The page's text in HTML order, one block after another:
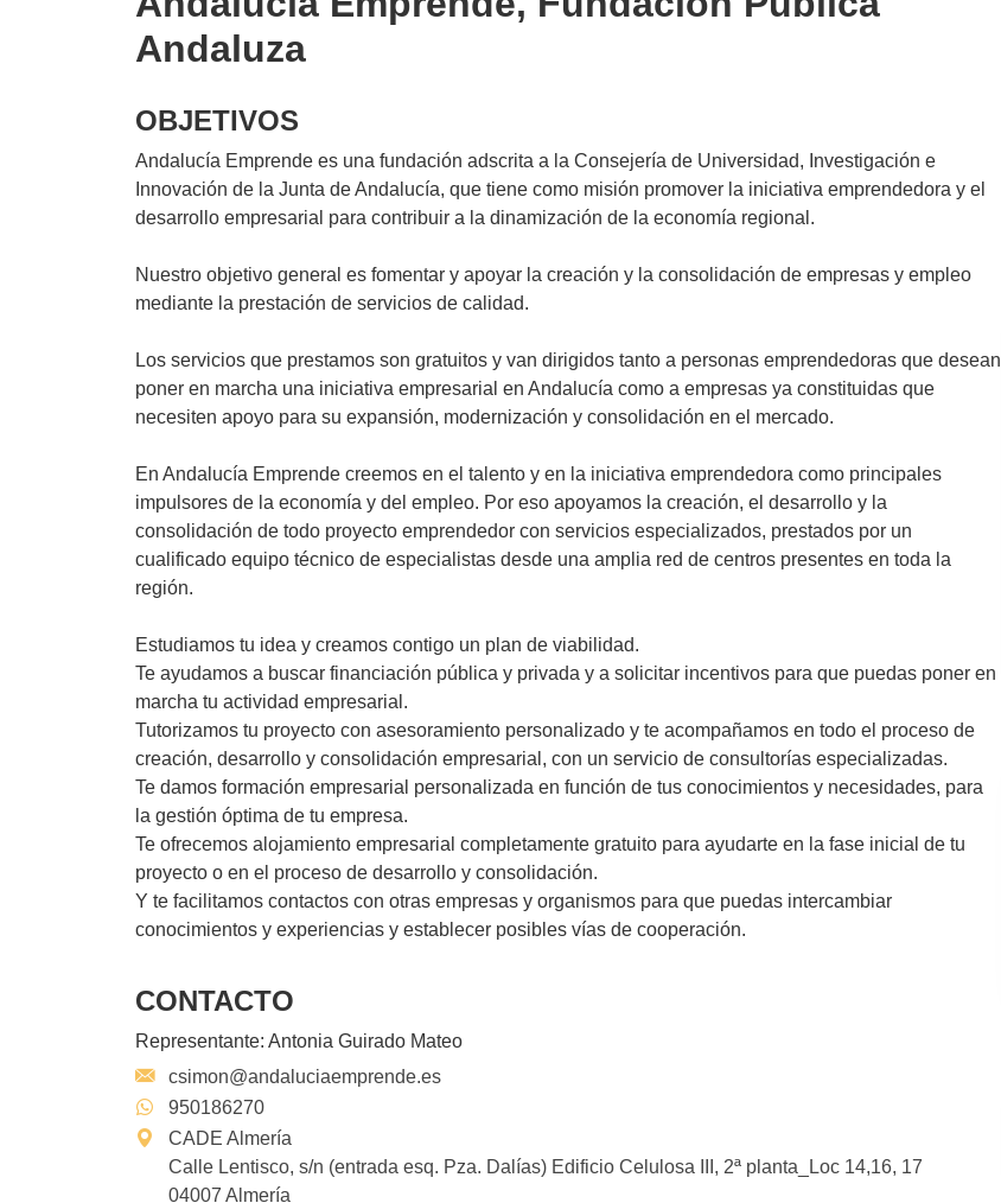
Andaluza
OBJETIVOS
Andalucía Emprende es una fundación adscrita a la Consejería de Universidad, Investigación e
Innovación de la Junta de Andalucía, que tiene como misión promover la iniciativa emprendedora y el
desarrollo empresarial para contribuir a la dinamización de la economía regional.
Nuestro objetivo general es fomentar y apoyar la creación y la consolidación de empresas y empleo
mediante la prestación de servicios de calidad.
Los servicios que prestamos son gratuitos y van dirigidos tanto a personas emprendedoras que desean
poner en marcha una iniciativa empresarial en Andalucía como a empresas ya constituidas que
necesiten apoyo para su expansión, modernización y consolidación en el mercado.
En Andalucía Emprende creemos en el talento y en la iniciativa emprendedora como principales
impulsores de la economía y del empleo. Por eso apoyamos la creación, el desarrollo y la
consolidación de todo proyecto emprendedor con servicios especializados, prestados por un
cualificado equipo técnico de especialistas desde una amplia red de centros presentes en toda la
región.
Estudiamos tu idea y creamos contigo un plan de viabilidad.
Te ayudamos a buscar financiación pública y privada y a solicitar incentivos para que puedas poner en
marcha tu actividad empresarial.
Tutorizamos tu proyecto con asesoramiento personalizado y te acompañamos en todo el proceso de
creación, desarrollo y consolidación empresarial, con un servicio de consultorías especializadas.
Te damos formación empresarial personalizada en función de tus conocimientos y necesidades, para
la gestión óptima de tu empresa.
Te ofrecemos alojamiento empresarial completamente gratuito para ayudarte en la fase inicial de tu
proyecto o en el proceso de desarrollo y consolidación.
Y te facilitamos contactos con otras empresas y organismos para que puedas intercambiar
conocimientos y experiencias y establecer posibles vías de cooperación.
CONTACTO
Representante: Antonia Guirado Mateo
csimon@andaluciaemprende.es
950186270
CADE Almería
Calle Lentisco, s/n (entrada esq. Pza. Dalías) Edificio Celulosa III, 2ª planta_Loc 14,16, 17
04007 Almería